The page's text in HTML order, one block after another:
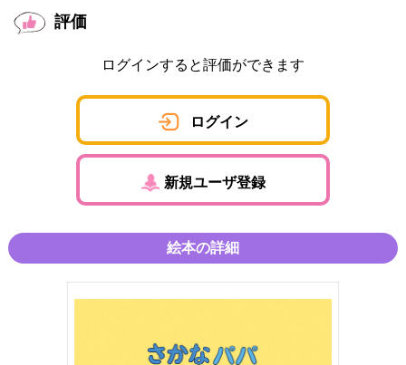
評価
ログインすると評価ができます
ログイン
新規ユーザ登録
絵本の詳細